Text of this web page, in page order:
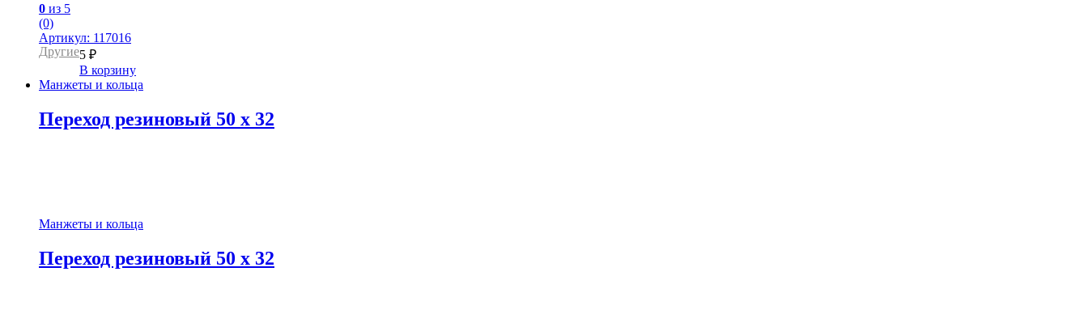
0 из 5
(0)
Артикул: 117016
Другие5 ₽
В корзину
Манжеты и кольца
Переход резиновый 50 x 32
Манжеты и кольца
Переход резиновый 50 x 32